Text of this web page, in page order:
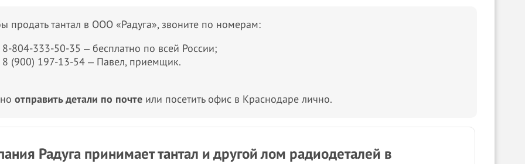
продать тантал в ООО «Радуга», звоните по номерам:
8-804-333-50-35 ‒ бесплатно по всей России;
8 (900) 197-13-54 ‒ Павел, приемщик.
отправить детали по почте или посетить офис в Краснодаре лично.
Радуга принимает тантал и другой лом радиодеталей в